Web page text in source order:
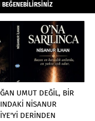
BEĞENEBILIRSINIZ
UMUT DEĞİL, BİR
NİSANUR
DERİNDEN